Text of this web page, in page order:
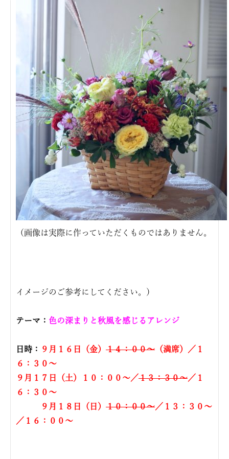
（画像は実際に作っていただくものではありません。
イメージのご参考にしてください。）
テーマ： 色の深まりと秋風を感じるアレンジ
日時： ９ 月１６日（金） １４：００〜 （満席）／１
６：３０〜
９月１７日（土）１０：００〜／１３：３０〜／１
６：３０〜
９月１８日（日） １０：００〜／１３：３０〜
／１６：００〜